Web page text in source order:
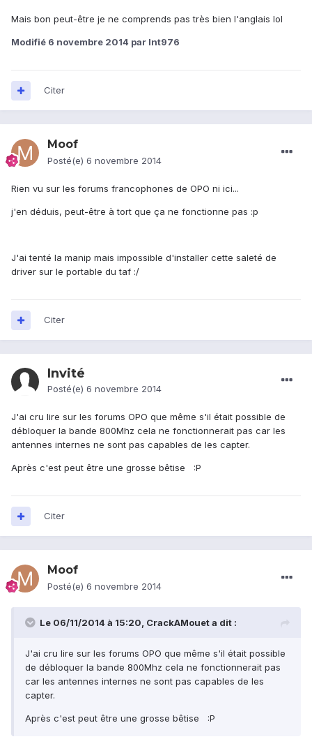
Mais bon peut-être je ne comprends pas très bien l'anglais lol
Modifié 6 novembre 2014 par lnt976
Citer
Moof
Posté(e) 6 novembre 2014
Rien vu sur les forums francophones de OPO ni ici...
j'en déduis, peut-être à tort que ça ne fonctionne pas :p
J'ai tenté la manip mais impossible d'installer cette saleté de
driver sur le portable du taf :/
Citer
Invité
Posté(e) 6 novembre 2014
J'ai cru lire sur les forums OPO que même s'il était possible de
débloquer la bande 800Mhz cela ne fonctionnerait pas car les
antennes internes ne sont pas capables de les capter.
Après c'est peut être une grosse bêtise :P
Citer
Moof
Posté(e) 6 novembre 2014
Le 06/11/2014 à 15:20, CrackAMouet a dit :
J'ai cru lire sur les forums OPO que même s'il était possible
de débloquer la bande 800Mhz cela ne fonctionnerait pas
car les antennes internes ne sont pas capables de les
capter.
Après c'est peut être une grosse bêtise :P